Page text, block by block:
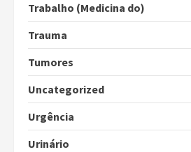
Trabalho (Medicina do)
Trauma
Tumores
Uncategorized
Urgência
Urinário